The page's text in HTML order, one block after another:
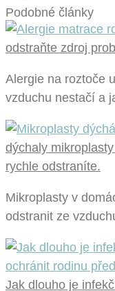
Podobné články
odstraňte zdroj
Alergie na roztoče
vzduchu nestačí a
dýchaly
rychle odstraníte.
Mikroplasty v
odstranit ze
Jak dlouho je